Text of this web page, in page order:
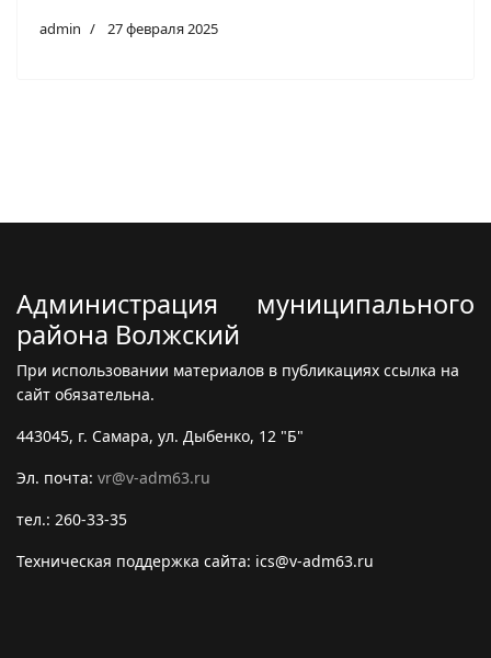
admin 27 февраля 2025
Администрация муниципального
района Волжский
При использовании материалов в публикациях ссылка на
сайт обязательна.
443045, г. Самара, ул. Дыбенко, 12 "Б"
Эл. почта: vr@v-adm63.ru
тел.: 260-33-35
Техническая поддержка сайта: ics@v-adm63.ru